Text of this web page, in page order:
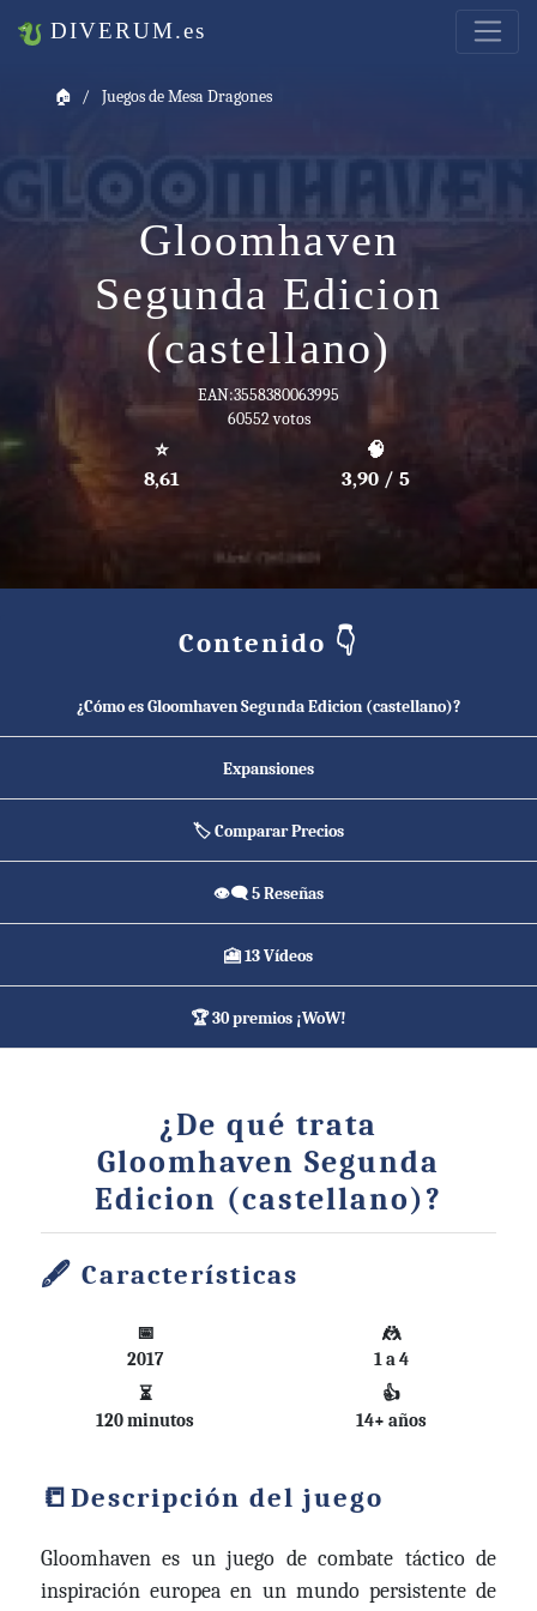
DIVERUM.es
🏠 Juegos de Mesa Dragones
Gloomhaven
Segunda Edicion
(castellano)
EAN:3558380063995
60552 votos
⭐
8,61
🧠
3,90 / 5
Contenido 👇
¿Cómo es Gloomhaven Segunda Edicion (castellano)?
Expansiones
🏷️ Comparar Precios
👁️‍🗨️ 5 Reseñas
🎦 13 Vídeos
🏆 30 premios ¡WoW!
¿De qué trata
Gloomhaven Segunda
Edicion (castellano)?
Características
📅
2017
🤼
1 a 4
⏳
120 minutos
👍
14+ años
Descripción del juego
Gloomhaven es un juego de combate táctico de
inspiración europea en un mundo persistente de